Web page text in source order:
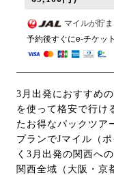
マイルが貯
予約後すぐにe-チケッ
3月出発におすすめ
を使って格安で行け
たお得なパックツア
プランでJマイル（
く3月出発の関西へ
関西全域（大阪・京